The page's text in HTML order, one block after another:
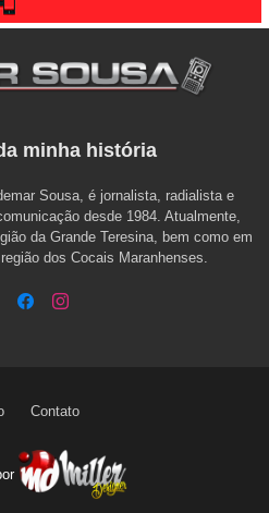
minha história
Sousa, é jornalista, radialista e
desde 1984. Atualmente,
da Grande Teresina, bem como em
dos Cocais Maranhenses.
Contato